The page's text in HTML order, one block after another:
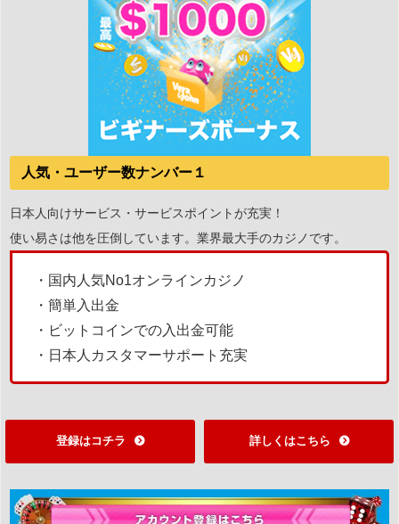
人気・ユーザー数ナンバー１
日本人向けサービス・サービスポイントが充実！
使い易さは他を圧倒しています。業界最大手のカジノです。
・国内人気No1オンラインカジノ
・簡単入出金
・ビットコインでの入出金可能
・日本人カスタマーサポート充実
登録はコチラ 詳しくはこちら